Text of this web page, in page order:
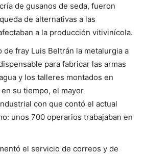
de gusanos de seda, fueron
de alternativas a las
a la producción vitivinícola.
de fray Luis Beltrán la metalurgia a
para fabricar las armas
y los talleres montados en
su tiempo, el mayor
con que contó el actual
unos 700 operarios trabajaban en
el servicio de correos y de